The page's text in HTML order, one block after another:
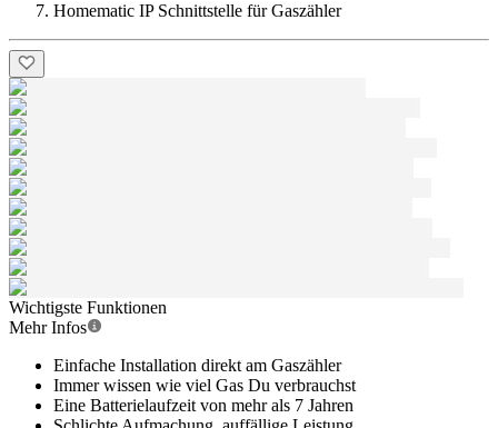
Homematic IP Schnittstelle für Gaszähler
Wichtigste Funktionen
Mehr Infos
Einfache Installation direkt am Gaszähler
Immer wissen wie viel Gas Du verbrauchst
Eine Batterielaufzeit von mehr als 7 Jahren